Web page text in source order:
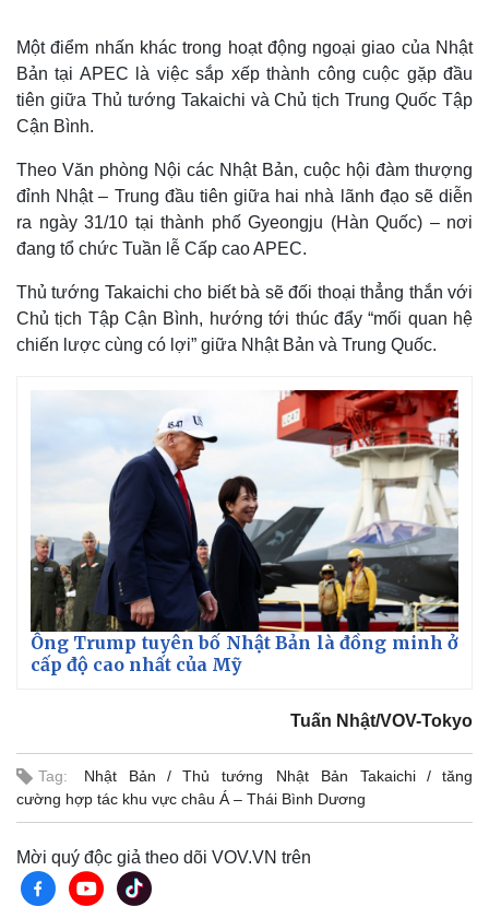
Thế giới
Quan sát
Hồ sơ
Multimedia
Video
E-Magazine
Infographic
Một điểm nhấn khác trong hoạt động ngoại giao của Nhật
Bản tại APEC là việc sắp xếp thành công cuộc gặp đầu
tiên giữa Thủ tướng Takaichi và Chủ tịch Trung Quốc Tập
Cận Bình.
Theo Văn phòng Nội các Nhật Bản, cuộc hội đàm thượng
đỉnh Nhật – Trung đầu tiên giữa hai nhà lãnh đạo sẽ diễn
ra ngày 31/10 tại thành phố Gyeongju (Hàn Quốc) – nơi
đang tổ chức Tuần lễ Cấp cao APEC.
Thủ tướng Takaichi cho biết bà sẽ đối thoại thẳng thắn với
Chủ tịch Tập Cận Bình, hướng tới thúc đẩy “mối quan hệ
chiến lược cùng có lợi” giữa Nhật Bản và Trung Quốc.
Ông Trump tuyên bố Nhật Bản là đồng minh ở
cấp độ cao nhất của Mỹ
Tuấn Nhật/VOV-Tokyo
Tag: Nhật Bản Thủ tướng Nhật Bản Takaichi
tăng
cường hợp tác khu vực châu Á – Thái Bình Dương
Mời quý độc giả theo dõi VOV.VN trên